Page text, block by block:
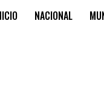
NACIONAL